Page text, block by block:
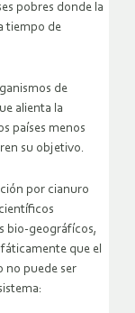
pobres donde la
tiempo de
de
alienta la
países menos
su objetivo.
por cianuro
bio-geográfícos,
que el
no puede ser